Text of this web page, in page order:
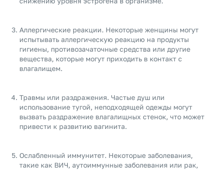
Аллергические реакции. Некоторые женщины могут
испытывать аллергическую реакцию на продукты
гигиены, противозачаточные средства или другие
вещества, которые могут приходить в контакт с
влагалищем.
Травмы или раздражения. Частые душ или
использование тугой, неподходящей одежды могут
вызвать раздражение влагалищных стенок, что может
привести к развитию вагинита.
Ослабленный иммунитет. Некоторые заболевания,
такие как ВИЧ, аутоиммунные заболевания или рак,